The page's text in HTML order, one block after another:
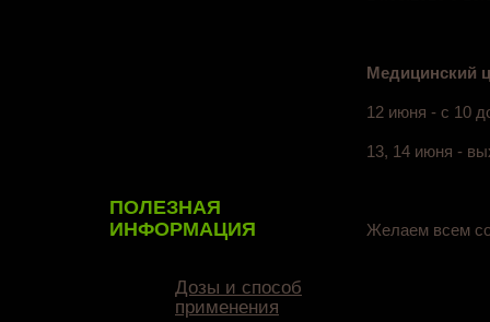
Медицинский
12 июня - с 10
13, 14 июня -
Желаем всем
ПОЛЕЗНАЯ
ИНФОРМАЦИЯ
Дозы и способ
применения